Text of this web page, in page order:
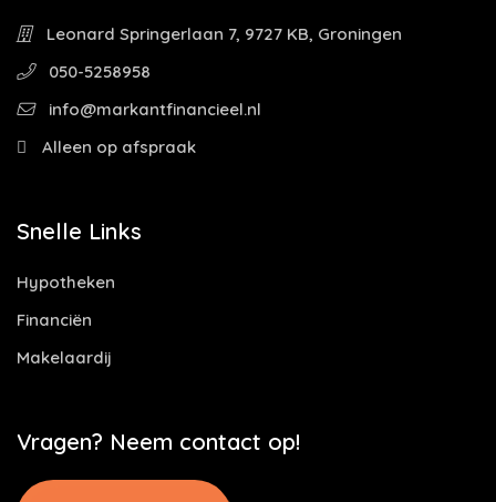
Leonard Springerlaan 7, 9727 KB, Groningen
050-5258958
info@markantfinancieel.nl
Alleen op afspraak
Snelle Links
Hypotheken
Financiën
Makelaardij
Vragen? Neem contact op!